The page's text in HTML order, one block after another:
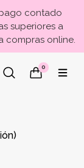
contado
superiores a
compras online.
0